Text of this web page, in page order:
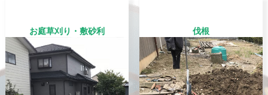
お庭草刈り・敷砂利 伐根